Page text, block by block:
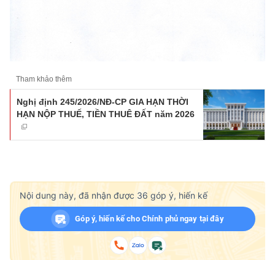
Tham khảo thêm
Nghị định 245/2026/NĐ-CP GIA HẠN THỜI
HẠN NỘP THUẾ, TIỀN THUÊ ĐẤT năm 2026
Nội dung này, đã nhận được 36 góp ý, hiến kế
Góp ý, hiến kế cho Chính phủ ngay tại đây